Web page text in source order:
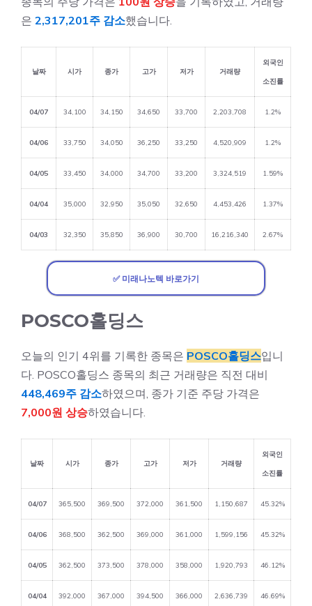
은 2,317,201주 감소했습니다.
날짜 시가 종가 고가 저가 거래량
외국인
소진률
04/07 34,100 34,150 34,650 33,700 2,203,708 1.2%
04/06 33,750 34,050 36,250 33,250 4,520,909 1.2%
04/05 33,450 34,000 34,700 33,200 3,324,519 1.59%
04/04 35,000 32,950 35,050 32,650 4,453,426 1.37%
04/03 32,350 35,850 36,900 30,700 16,216,340 2.67%
✅ 미래나노텍 바로가기
POSCO홀딩스
오늘의 인기 4위를 기록한 종목은 POSCO홀딩스입니
다. POSCO홀딩스 종목의 최근 거래량은 직전 대비
448,469주 감소하였으며, 종가 기준 주당 가격은
7,000원 상승하였습니다.
날짜 시가 종가 고가 저가 거래량
외국인
소진률
04/07 365,500 369,500 372,000 361,500 1,150,687 45.32%
04/06 368,500 362,500 369,000 361,000 1,599,156 45.32%
04/05 362,500 373,500 378,000 358,000 1,920,793 46.12%
04/04 392,000 367,000 394,500 366,000 2,636,739 46.69%